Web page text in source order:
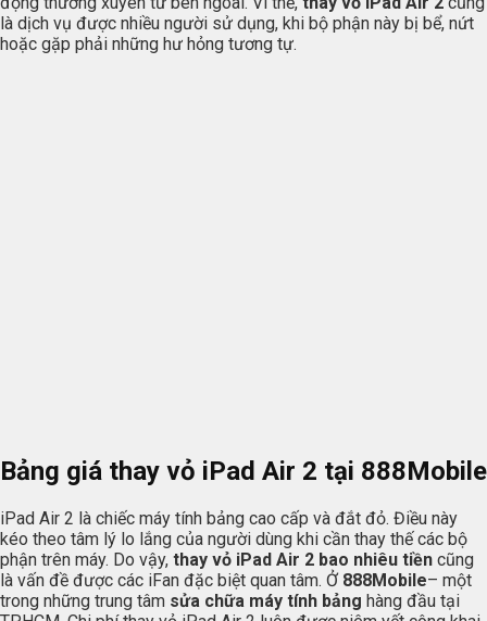
là dịch vụ được nhiều người sử dụng, khi bộ phận này bị bể, nứt
hoặc gặp phải những hư hỏng tương tự.
Bảng giá thay vỏ iPad Air 2 tại 888Mobile
iPad Air 2 là chiếc máy tính bảng cao cấp và đắt đỏ. Điều này
kéo theo tâm lý lo lắng của người dùng khi cần thay thế các bộ
phận trên máy. Do vậy, thay vỏ iPad Air 2 bao nhiêu tiền cũng
là vấn đề được các iFan đặc biệt quan tâm. Ở 888Mobile– một
trong những trung tâm sửa chữa máy tính bảng hàng đầu tại